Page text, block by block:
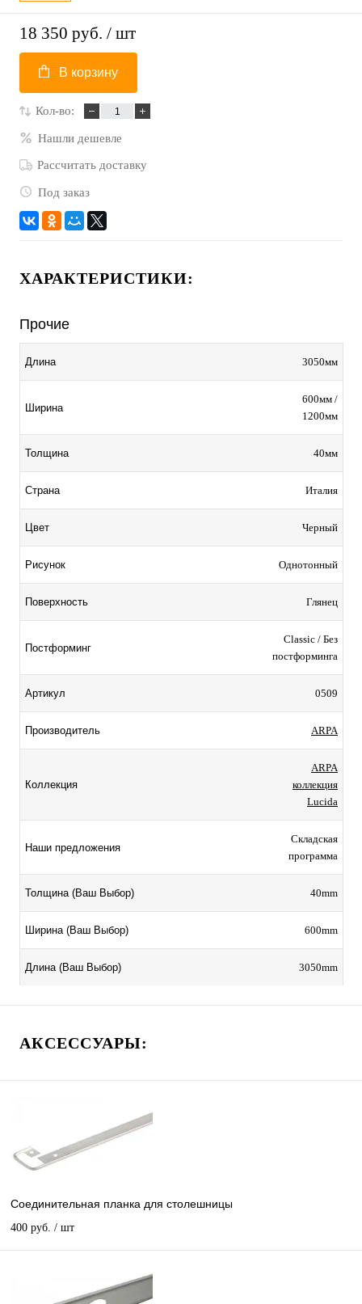
18 350 руб. / шт
В корзину
Кол-во:
Нашли дешевле
Рассчитать доставку
Под заказ
ХАРАКТЕРИСТИКИ:
Прочие
Длина 3050мм
Ширина
600мм /
1200мм
Толщина 40мм
Страна Италия
Цвет Черный
Рисунок Однотонный
Поверхность Глянец
Постформинг
Classic / Без
постформинга
Артикул 0509
Производитель ARPA
Коллекция
ARPA
коллекция
Lucida
Наши предложения
Складская
программа
Толщина (Ваш Выбор) 40mm
Ширина (Ваш Выбор) 600mm
Длина (Ваш Выбор) 3050mm
АКСЕССУАРЫ:
Соединительная планка для столешницы
400 руб. / шт